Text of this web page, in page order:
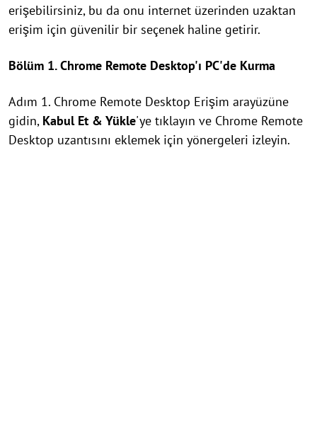
erişebilirsiniz, bu da onu internet üzerinden uzaktan
erişim için güvenilir bir seçenek haline getirir.
Bölüm 1. Chrome Remote Desktop'ı PC'de Kurma
Adım 1. Chrome Remote Desktop Erişim arayüzüne
gidin, Kabul Et & Yükle'ye tıklayın ve Chrome Remote
Desktop uzantısını eklemek için yönergeleri izleyin.